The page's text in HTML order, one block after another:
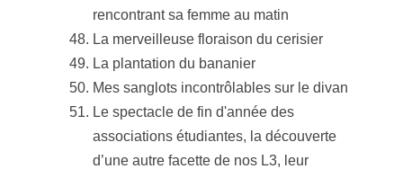
rencontrant sa femme au matin
La merveilleuse floraison du cerisier
La plantation du bananier
Mes sanglots incontrôlables sur le divan
Le spectacle de fin d'année des
associations étudiantes, la découverte
d’une autre facette de nos L3, leur